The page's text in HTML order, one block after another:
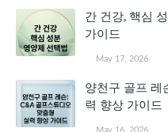
간 건강, 핵심
가이드
May 17, 2026
양천구 골프 레
력 향상 가이드
May 16, 2026